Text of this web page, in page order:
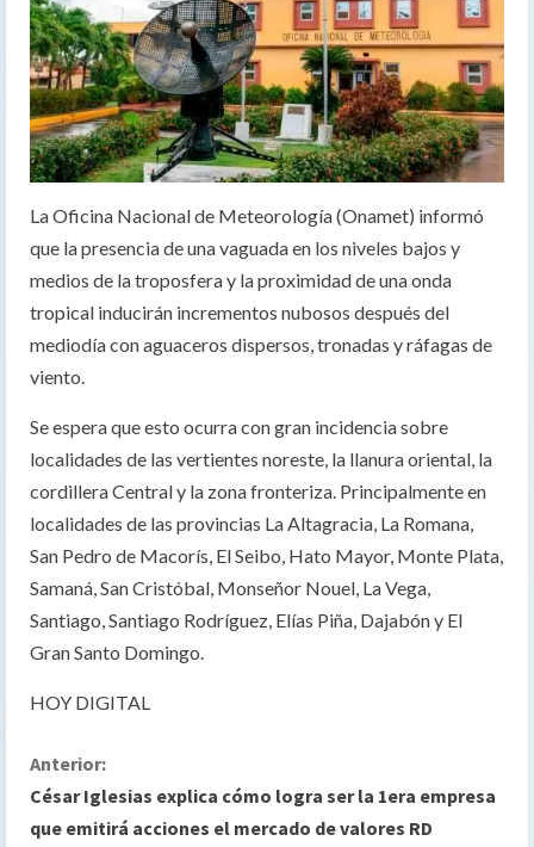
La Oficina Nacional de Meteorología (Onamet) informó
que la presencia de una vaguada en los niveles bajos y
medios de la troposfera y la proximidad de una onda
tropical inducirán incrementos nubosos después del
mediodía con aguaceros dispersos, tronadas y ráfagas de
viento.
Se espera que esto ocurra con gran incidencia sobre
localidades de las vertientes noreste, la llanura oriental, la
cordillera Central y la zona fronteriza. Principalmente en
localidades de las provincias La Altagracia, La Romana,
San Pedro de Macorís, El Seibo, Hato Mayor, Monte Plata,
Samaná, San Cristóbal, Monseñor Nouel, La Vega,
Santiago, Santiago Rodríguez, Elías Piña, Dajabón y El
Gran Santo Domingo.
HOY DIGITAL
S
i
Anterior:
César Iglesias explica cómo logra ser la 1era empresa
que emitirá acciones el mercado de valores RD